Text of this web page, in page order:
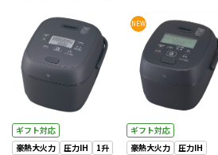
ギフト対応
豪熱大火力
圧力IH 1升
NEW
ギフト対応
豪熱大火力
圧力IH